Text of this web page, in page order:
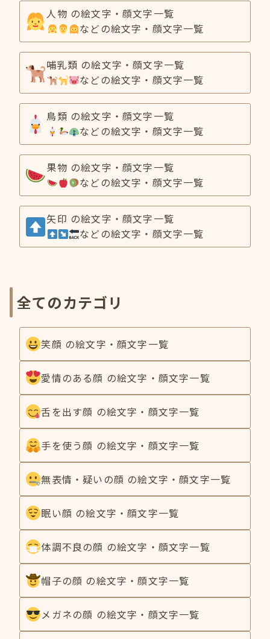
人物 の絵文字・顔文字一覧
などの絵文字・顔文字一覧
哺乳類 の絵文字・顔文字一覧
などの絵文字・顔文字一覧
鳥類 の絵文字・顔文字一覧
などの絵文字・顔文字一覧
果物 の絵文字・顔文字一覧
などの絵文字・顔文字一覧
矢印 の絵文字・顔文字一覧
などの絵文字・顔文字一覧
全てのカテゴリ
笑顔 の絵文字・顔文字一覧
愛情のある顔 の絵文字・顔文字一覧
舌を出す顔 の絵文字・顔文字一覧
手を使う顔 の絵文字・顔文字一覧
無表情・疑いの顔 の絵文字・顔文字一覧
眠い顔 の絵文字・顔文字一覧
体調不良の顔 の絵文字・顔文字一覧
帽子の顔 の絵文字・顔文字一覧
メガネの顔 の絵文字・顔文字一覧